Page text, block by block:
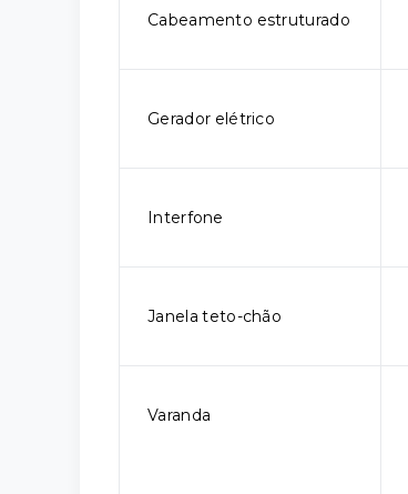
Cabeamento estruturado
Gerador elétrico
Interfone
Janela teto-chão
Varanda